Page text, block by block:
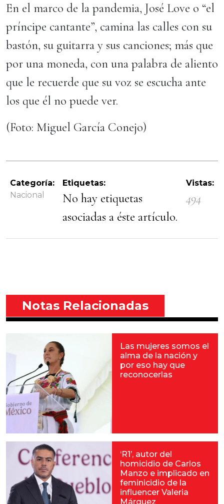
En el marco de la pandemia, José Love o “el
príncipe cantante”, camina las calles con su
bastón, su guitarra y sus canciones; más que
por una moneda, con una palabra de aliento
que le recuerde que su voz se escucha ante
los que él no puede ver.
(Foto: Miguel García Conejo)
Categoría:
Nacional
Etiquetas:
No hay etiquetas
asociadas a éste artículo.
Vistas:
494
Notas Relacionadas
Las mujeres somos el
alma de la nación y
por eso hay que
reconocerlas
‘R1’, autor del
homicidio de Carlos
Manzo e implicado en
feminicidio de la
influencer Valeria
Márquez